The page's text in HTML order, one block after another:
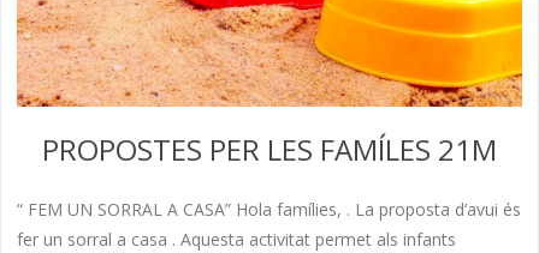
PROPOSTES PER LES FAMÍLES 21M
“ FEM UN SORRAL A CASA” Hola famílies, . La proposta d’avui és
fer un sorral a casa . Aquesta activitat permet als infants